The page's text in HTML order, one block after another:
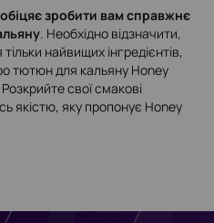
зробити вам справжнє
. Необхідно відзначити,
найвищих інгредієнтів,
тютюн для кальяну Honey
свої смакові
якістю, яку пропонує Honey